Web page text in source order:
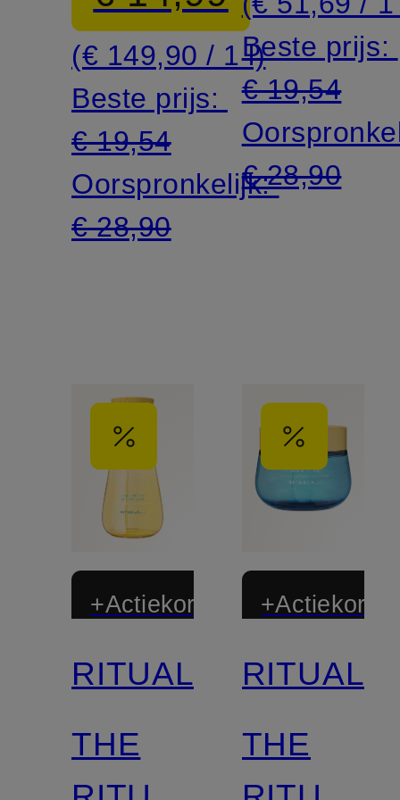
(€ 149,90 / 1 l)
Beste prijs:
€ 19,54
Oorspronkelijk:
€ 28,90
Beste prijs:
€ 19,54
€ 28,90
+Actiekorting
Gelimiteerd
RITUALS
THE
Gelimiteerd
RITUALS
THE